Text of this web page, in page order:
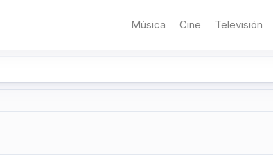
Música Cine Televisión